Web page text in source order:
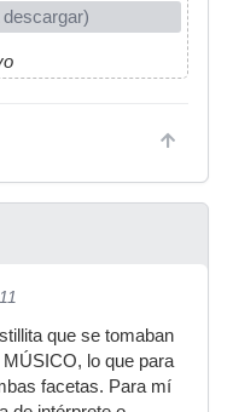
descargar)
que se tomaban
lo que para
facetas. Para mí